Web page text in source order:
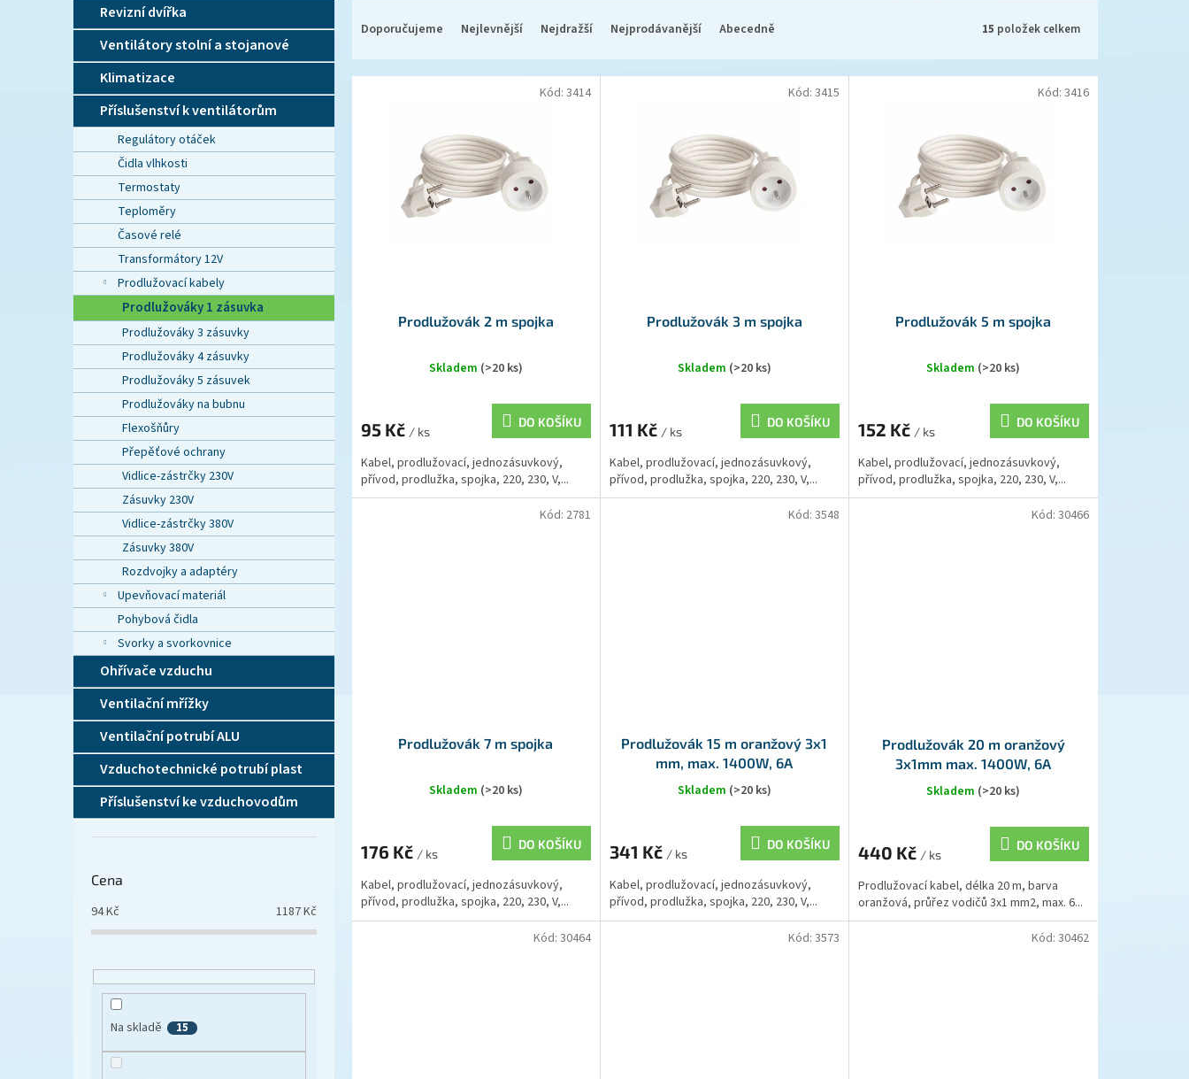
Revizní dvířka
Ventilátory stolní a stojanové
Klimatizace
Příslušenství k ventilátorům
Regulátory otáček
Čidla vlhkosti
Termostaty
Teploměry
Časové relé
Transformátory 12V
Prodlužovací kabely
Prodlužováky 1 zásuvka
Prodlužováky 3 zásuvky
Prodlužováky 4 zásuvky
Prodlužováky 5 zásuvek
Prodlužováky na bubnu
Flexošňůry
Přepěťové ochrany
Vidlice-zástrčky 230V
Zásuvky 230V
Vidlice-zástrčky 380V
Zásuvky 380V
Rozdvojky a adaptéry
Upevňovací materiál
Pohybová čidla
Svorky a svorkovnice
Ohřívače vzduchu
Ventilační mřížky
Ventilační potrubí ALU
Vzduchotechnické potrubí plast
Příslušenství ke vzduchovodům
Cena
94Kč 1187Kč
Na skladě 15
e
Doporučujeme Nejlevnější Nejdražší Nejprodávanější Abecedně 15 položek celkem
Prodlužovák 2 m spojka
Skladem (>20 ks)
95 Kč / ks
DO KOŠÍKU
Kabel, prodlužovací, jednozásuvkový,
přívod, prodlužka, spojka, 220, 230, V,...
Kód: 3414
Prodlužovák 3 m spojka
Skladem (>20 ks)
111 Kč / ks
DO KOŠÍKU
Kabel, prodlužovací, jednozásuvkový,
přívod, prodlužka, spojka, 220, 230, V,...
Kód: 3415
Prodlužovák 5 m spojka
Skladem (>20 ks)
152 Kč / ks
DO KOŠÍKU
Kabel, prodlužovací, jednozásuvkový,
přívod, prodlužka, spojka, 220, 230, V,...
Kód: 3416
Prodlužovák 7 m spojka
Skladem (>20 ks)
176 Kč / ks
DO KOŠÍKU
Kabel, prodlužovací, jednozásuvkový,
přívod, prodlužka, spojka, 220, 230, V,...
Kód: 2781
Prodlužovák 15 m oranžový 3x1
mm, max. 1400W, 6A
Skladem (>20 ks)
341 Kč / ks
DO KOŠÍKU
Kabel, prodlužovací, jednozásuvkový,
přívod, prodlužka, spojka, 220, 230, V,...
Kód: 3548
Prodlužovák 20 m oranžový
3x1mm max. 1400W, 6A
Skladem (>20 ks)
440 Kč / ks
DO KOŠÍKU
Prodlužovací kabel, délka 20 m, barva
oranžová, průřez vodičů 3x1 mm2, max. 6...
Kód: 30466
Kód: 30464 Kód: 3573 Kód: 30462